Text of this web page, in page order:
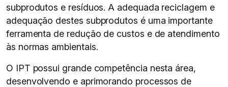
subprodutos e resíduos. A adequada reciclagem e
adequação destes subprodutos é uma importante
ferramenta de redução de custos e de atendimento
às normas ambientais.
O IPT possui grande competência nesta área,
desenvolvendo e aprimorando processos de